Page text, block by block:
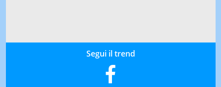
Segui il trend